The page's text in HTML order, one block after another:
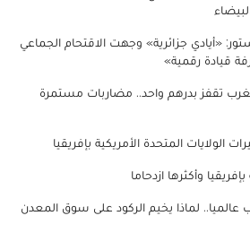
«أيادي جزائرية» وجهت الاقتحام الجماعي
قيادة رقمية»
تقفز بدرهم واحد.. مضاربات مستمرة
الولايات المتحدة الأمريكية بإفريقيا
عالميا.. لماذا يخيم الركود على سوق المعدن